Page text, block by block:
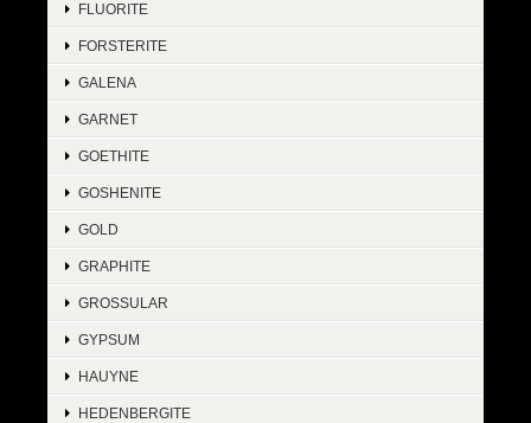
FLUORITE
FORSTERITE
GALENA
GARNET
GOETHITE
GOSHENITE
GOLD
GRAPHITE
GROSSULAR
GYPSUM
HAUYNE
HEDENBERGITE